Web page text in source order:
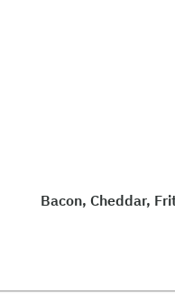
Bacon, Cheddar,